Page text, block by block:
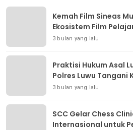
Kemah Film Sineas
Ekosistem Film
3 bulan yang lalu
Praktisi Hukum Asal
Polres Luwu Tangani
3 bulan yang lalu
SCC Gelar Chess
Internasional untuk